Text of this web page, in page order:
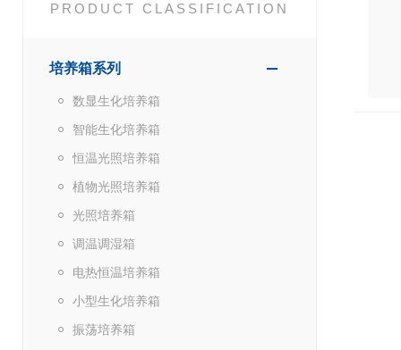
PRODUCT CLASSIFICATION
培养箱系列
数显生化培养箱
智能生化培养箱
恒温光照培养箱
植物光照培养箱
光照培养箱
调温调湿箱
电热恒温培养箱
小型生化培养箱
振荡培养箱